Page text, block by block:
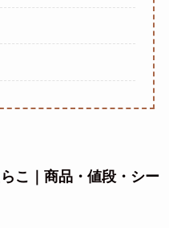
こ｜商品・値段・シー